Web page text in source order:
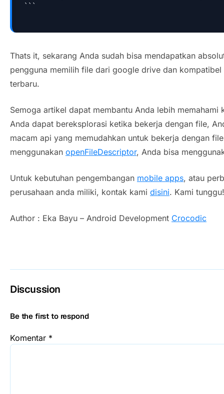
```
Thats it, sekarang Anda sudah bisa mendapatkan
pengguna memilih file dari google drive dan
terbaru.
Semoga artikel dapat membantu Anda lebih
Anda dapat bereksplorasi ketika bekerja dengan file,
macam api yang memudahkan untuk bekerja dengan
menggunakan openFileDescriptor, Anda bisa
Untuk kebutuhan pengembangan mobile apps, atau
perusahaan anda miliki, kontak kami disini. Kami tunggu!
Author : Eka Bayu – Android Development Crocodic
Discussion
Be the first to respond
Komentar *